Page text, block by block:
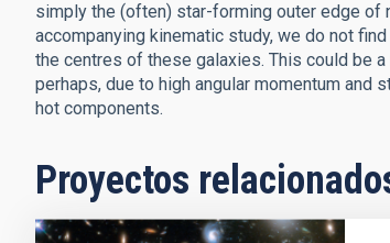
simply the (often) star-forming outer edge of
accompanying kinematic study, we do not
the centres of these galaxies. This could be
perhaps, due to high angular momentum
hot components.
Proyectos